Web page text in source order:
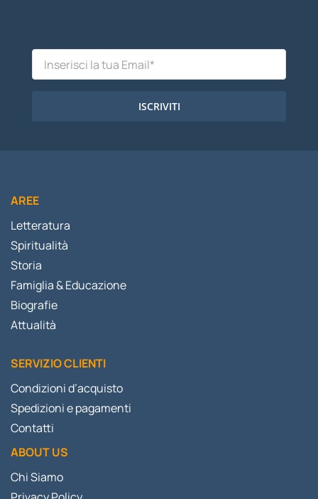
ISCRIVITI
AREE
Letteratura
Spiritualità
Storia
Famiglia & Educazione
Biografie
Attualità
SERVIZIO CLIENTI
Condizioni d’acquisto
Spedizioni e pagamenti
Contatti
ABOUT US
Chi Siamo